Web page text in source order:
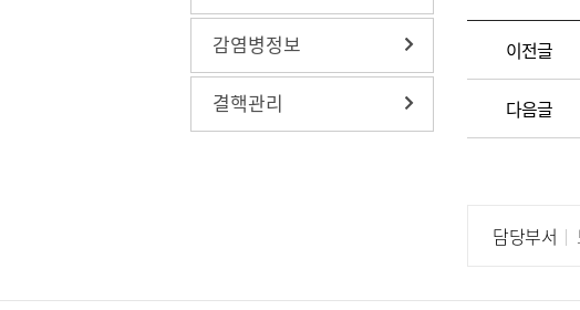
감염병정보
결핵관리
이전글
다음글
담당부서